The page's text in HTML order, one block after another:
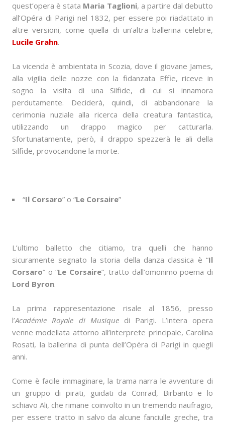
quest’opera è stata Maria Taglioni, a partire dal debutto
all’Opéra di Parigi nel 1832, per essere poi riadattato in
altre versioni, come quella di un’altra ballerina celebre,
Lucile Grahn.
La vicenda è ambientata in Scozia, dove il giovane James,
alla vigilia delle nozze con la fidanzata Effie, riceve in
sogno la visita di una Silfide, di cui si innamora
perdutamente. Deciderà, quindi, di abbandonare la
cerimonia nuziale alla ricerca della creatura fantastica,
utilizzando un drappo magico per catturarla.
Sfortunatamente, però, il drappo spezzerà le ali della
Silfide, provocandone la morte.
“Il Corsaro” o “Le Corsaire”
L’ultimo balletto che citiamo, tra quelli che hanno
sicuramente segnato la storia della danza classica è “Il
Corsaro” o “Le Corsaire”, tratto dall’omonimo poema di
Lord Byron.
La prima rappresentazione risale al 1856, presso
l’Académie Royale di Musiquedi Parigi. L’intera opera
venne modellata attorno all’interprete principale, Carolina
Rosati, la ballerina di punta dell’Opéra di Parigi in quegli
anni.
Come è facile immaginare, la trama narra le avventure di
un gruppo di pirati, guidati da Conrad, Birbanto e lo
schiavo Ali, che rimane coinvolto in un tremendo naufragio,
per essere tratto in salvo da alcune fanciulle greche, tra